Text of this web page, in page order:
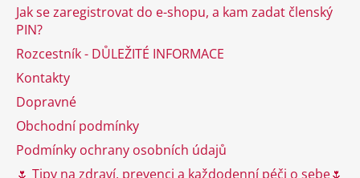
Jak se zaregistrovat do e-shopu, a kam zadat členský
PIN?
Rozcestník - DŮLEŽITÉ INFORMACE
Kontakty
Dopravné
Obchodní podmínky
Podmínky ochrany osobních údajů
🌷 Tipy na zdraví, prevenci a každodenní péči o sebe🌷